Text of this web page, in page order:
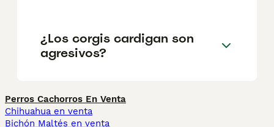
¿Los corgis cardigan son
agresivos?
Perros Cachorros En Venta
Chihuahua en venta
Bichón Maltés en venta